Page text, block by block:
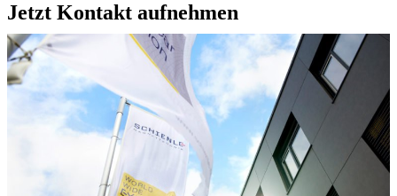
Jetzt Kontakt aufnehmen